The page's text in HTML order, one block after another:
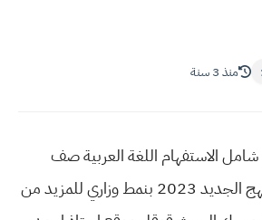
منذ 3 سنة
الاستفهام اللغة العربية صف
السادس الاعدادي المنهج الجديد 2023 بنمط وزاري للمزيد من